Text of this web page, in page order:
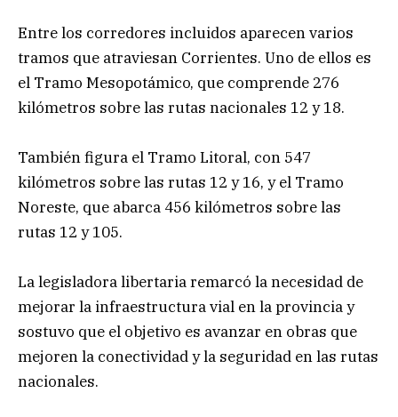
Entre los corredores incluidos aparecen varios
tramos que atraviesan Corrientes. Uno de ellos es
el Tramo Mesopotámico, que comprende 276
kilómetros sobre las rutas nacionales 12 y 18.
También figura el Tramo Litoral, con 547
kilómetros sobre las rutas 12 y 16, y el Tramo
Noreste, que abarca 456 kilómetros sobre las
rutas 12 y 105.
La legisladora libertaria remarcó la necesidad de
mejorar la infraestructura vial en la provincia y
sostuvo que el objetivo es avanzar en obras que
mejoren la conectividad y la seguridad en las rutas
nacionales.